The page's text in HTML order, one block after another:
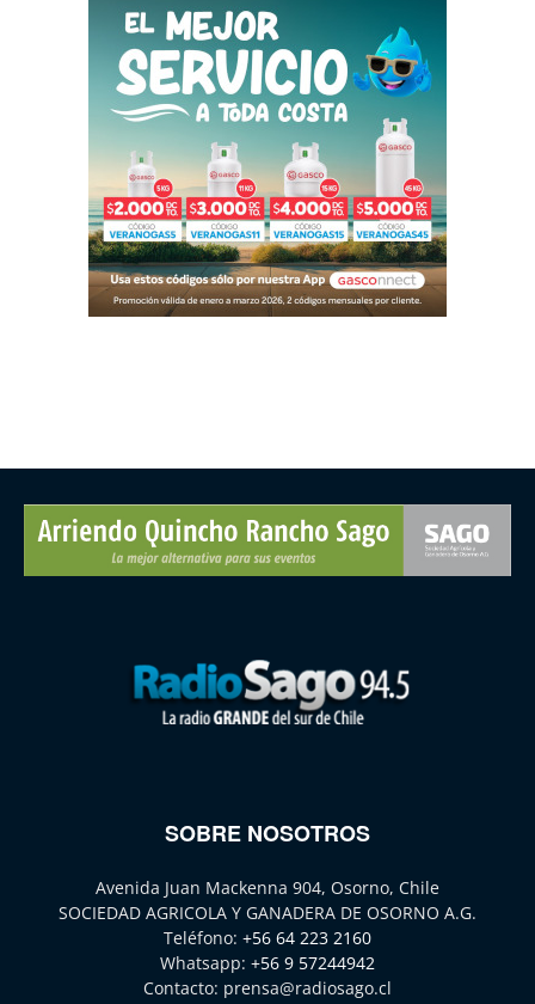
SOBRE NOSOTROS
Avenida Juan Mackenna 904, Osorno, Chile
SOCIEDAD AGRICOLA Y GANADERA DE OSORNO A.G.
Teléfono: +56 64 223 2160
Whatsapp: +56 9 57244942
Contacto: prensa@radiosago.cl